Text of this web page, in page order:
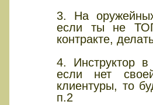
3. На
если ты не
контракте,
4. Инструктор
если нет
клиентуры, то
п.2